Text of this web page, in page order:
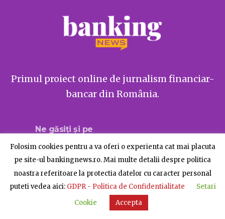
Primul proiect online de jurnalism financiar-
bancar din România.
Ne găsiți și pe
© BankingNews - Toate drepturile rezervate
Despre BankingNews Contact Publicitate
Folosim cookies pentru a va oferi o experienta cat mai placuta
pe site-ul bankingnews.ro. Mai multe detalii despre politica
noastra referitoare la protectia datelor cu caracter personal
puteti vedea aici: GDPR - Politica de Confidentialitate
Setari
Cookie
Accepta